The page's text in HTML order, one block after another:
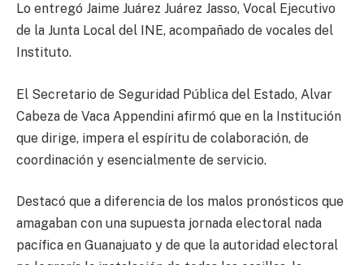
Lo entregó Jaime Juárez Juárez Jasso, Vocal Ejecutivo
de la Junta Local del INE, acompañado de vocales del
Instituto.
El Secretario de Seguridad Pública del Estado, Alvar
Cabeza de Vaca Appendini afirmó que en la Institución
que dirige, impera el espíritu de colaboración, de
coordinación y esencialmente de servicio.
Destacó que a diferencia de los malos pronósticos que
amagaban con una supuesta jornada electoral nada
pacífica en Guanajuato y de que la autoridad electoral